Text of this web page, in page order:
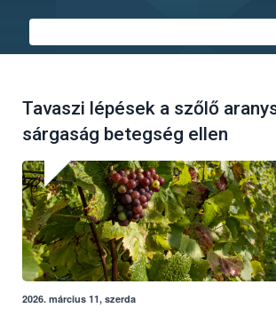
Tavaszi lépések a szőlő
sárgaság betegség ellen
2026. március 11, szerda